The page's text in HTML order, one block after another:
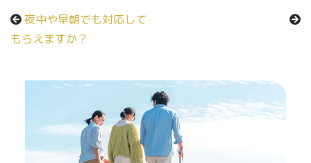
夜中や早朝でも対応して
もらえますか？